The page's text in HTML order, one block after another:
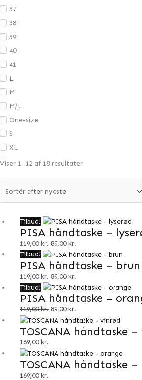
37
38
39
40
41
L
M
M/L
One-size
S
XL
XS
Viser 1–12 af 18 resultater
Tilbud!
PISA håndtaske –
119,00kr.
Den
oprindelige
pris
var:
119,00 kr..
89,00kr.
Den
aktuelle
er:
89,00 kr..
Tilbud!
PISA håndtaske – brun
119,00kr.
Den
oprindelige
pris
var:
119,00 kr..
89,00kr.
Den
aktuelle
er:
89,00 kr..
Tilbud!
PISA håndtaske –
119,00kr.
Den
oprindelige
pris
var:
119,00 kr..
89,00kr.
Den
aktuelle
er:
89,00 kr..
TOSCANA håndtaske
169,00kr.
TOSCANA håndtaske
169,00kr.